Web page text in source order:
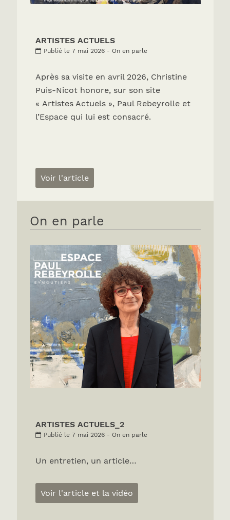
ARTISTES ACTUELS
Publié le 7 mai 2026 - On en parle
Après sa visite en avril 2026, Christine
Puis-Nicot honore, sur son site
« Artistes Actuels », Paul Rebeyrolle et
l’Espace qui lui est consacré.
Voir l'article
On en parle
ARTISTES ACTUELS_2
Publié le 7 mai 2026 - On en parle
Un entretien, un article…
Voir l'article et la vidéo